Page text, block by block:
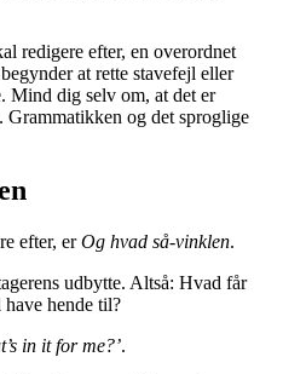
redigere efter, en overordnet
at rette stavefejl eller
Mind dig selv om, at det er
Grammatikken og det sproglige
efter, erOg hvad så-vinklen.
udbytte. Altså: Hvad får
hende til?
in it for me?’.